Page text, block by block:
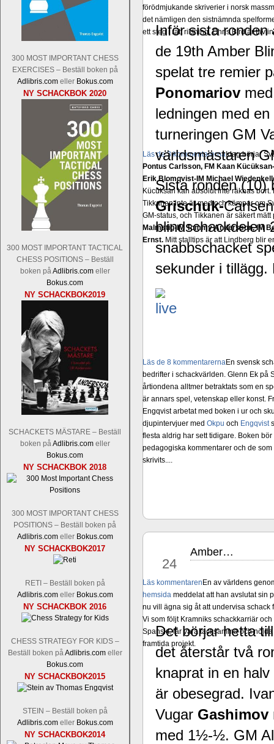
300 MOST IMPORTANT CHESS
EXERCISES – Beställ boken på
Adlibris.comeller Bokus.com
NY SCHACKBOK 2020
300 MOST IMPORTANT TACTICAL
CHESS POSITIONS – Beställ
boken på Adlibris.comeller
Bokus.com
NY SCHACKBOK2019
SCHACKETS MÄSTARE – Beställ
boken påAdlibris.comeller
Bokus.com
NY SCHACKBOK 2018
300 MOST IMPORTANT CHESS
POSITIONS – Beställ boken på
Adlibris.comeller Bokus.com
NY SCHACKBOK2017
RETI – Beställ boken på
Adlibris.comeller Bokus.com
NY SCHACKBOK 2016
CHESS STRATEGY FOR KIDS –
Beställ boken påAdlibris.comeller
Bokus.com
NY SCHACKBOK2015
STEIN – Beställ boken på
Adlibris.comeller Bokus.com
NY SCHACKBOK2014
förödmjukande skriverier i norsk
det nämligen den sistnämnda
ett steg i rätt riktning. Chris Bird är
Läs de 3 kommentarernaIdag börjar
Pontus Carlsson, FM Kaan
Erik Blomqvist-IM Michael
Kücüksan kan absolut inte räknas
Tikkanen inte är med och kämpar om
GM-status, och Tikkanen är säkert
Malmstig-IM Tommy Andersson, IM
Ernst. Mitt stalltips är att Lindberg blir
Läs de 8 kommentarernaEn svensk
bedrifter i schackvärlden. Glenn Ek på
årtiondena alltmer betraktats som en
är annars spel, vetenskap eller konst.
Engqvist arbetat med boken i ur och
djupintervjuer med Okpu och Engqvist
flesta aldrig har sett tidigare. Boken
pedagogiska kommentarer och de
skrivits....
Läs kommentaren En av världens
hemsida meddelat att han avslutat sin
nu vill ägna sig åt att undervisa
Vi som följt Kramniks schackkarriär
Spanskt, får vara tacksamma och
framtida projekt.
Inför sista
de 19th Amber
spelat tre remier
Ponomariov
ledningen med
turneringen GM
världsmästaren
Sista ronden (10)
Grischuk-
blindschackdelen
snabbschacket
sekunder i tillägg.
24
Amber…
Det börjar hetta
det återstår två
knaprat in en
är obesegrad.
Vugar Gashimov
med 1½-½. GM